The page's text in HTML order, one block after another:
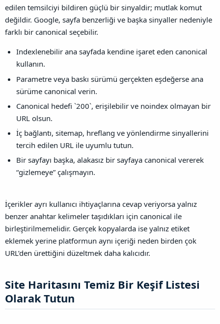
edilen temsilciyi bildiren güçlü bir sinyaldir; mutlak komut
değildir. Google, sayfa benzerliği ve başka sinyaller nedeniyle
farklı bir canonical seçebilir.
Indexlenebilir ana sayfada kendine işaret eden canonical
kullanın.
Parametre veya baskı sürümü gerçekten eşdeğerse ana
sürüme canonical verin.
Canonical hedefi `200`, erişilebilir ve noindex olmayan bir
URL olsun.
İç bağlantı, sitemap, hreflang ve yönlendirme sinyallerini
tercih edilen URL ile uyumlu tutun.
Bir sayfayı başka, alakasız bir sayfaya canonical vererek
“gizlemeye” çalışmayın.
İçerikler ayrı kullanıcı ihtiyaçlarına cevap veriyorsa yalnız
benzer anahtar kelimeler taşıdıkları için canonical ile
birleştirilmemelidir. Gerçek kopyalarda ise yalnız etiket
eklemek yerine platformun aynı içeriği neden birden çok
URL’den ürettiğini düzeltmek daha kalıcıdır.
Site Haritasını Temiz Bir Keşif Listesi
Olarak Tutun​